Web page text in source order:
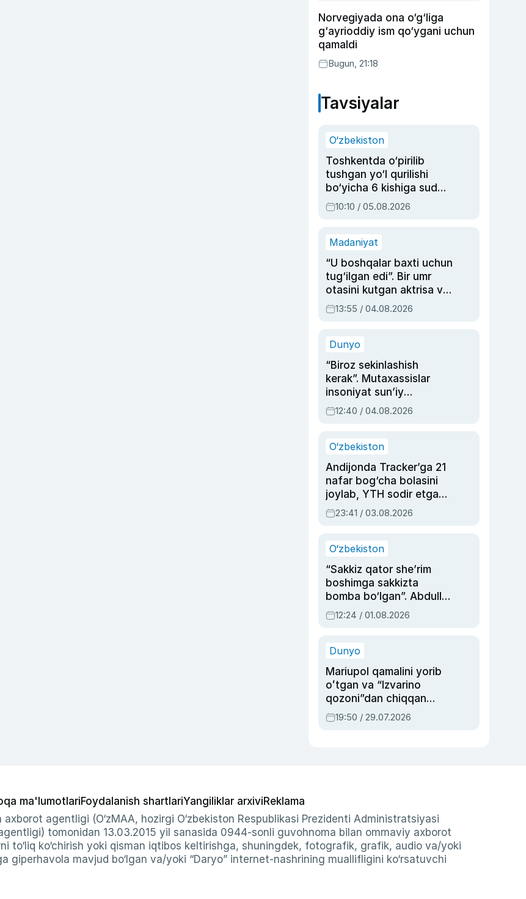
Norvegiyada ona o‘g‘liga
g‘ayrioddiy ism qo‘ygani uchun
qamaldi
Bugun, 21:18
Tavsiyalar
O‘zbekiston
Toshkentda o‘pirilib
tushgan yo‘l qurilishi
bo‘yicha 6 kishiga sud
hukmi o‘qildi
10:10 / 05.08.2026
Madaniyat
“U boshqalar baxti uchun
tug‘ilgan edi”. Bir umr
otasini kutgan aktrisa va
dublyaj ustasi Rimma
Ahmedovaning
13:55 / 04.08.2026
Dunyo
“Biroz sekinlashish
kerak”. Mutaxassislar
insoniyat sun’iy
intellektni boshqara
olmay qolishidan xavotir
12:40 / 04.08.2026
O‘zbekiston
Andijonda Tracker’ga 21
nafar bog‘cha bolasini
joylab, YTH sodir etgan
ayolga sud hukmi o‘qildi
23:41 / 03.08.2026
O‘zbekiston
“Sakkiz qator she’rim
boshimga sakkizta
bomba bo‘lgan”. Abdulla
Oripovni siyosiy
ayblovlardan asrab
12:24 / 01.08.2026
Dunyo
Mariupol qamalini yorib
oʻtgan va “Izvarino
qozoni”dan chiqqan
qahramon — Ukraina
armiyasi bosh
19:50 / 29.07.2026
ma'lumotlariFoydalanish shartlariYangiliklar arxiviReklama
agentligi (O‘zMAA, hozirgi O‘zbekiston Respublikasi Prezidenti Administratsiyasi
tomonidan 13.03.2015 yil sanasida 0944-sonli guvohnoma bilan ommaviy axborot
to‘liq ko‘chirish yoki qisman iqtibos keltirishga, shuningdek, fotografik, grafik, audio va/yoki
giperhavola mavjud bo‘lgan va/yoki “Daryo” internet-nashrining muallifligini ko‘rsatuvchi